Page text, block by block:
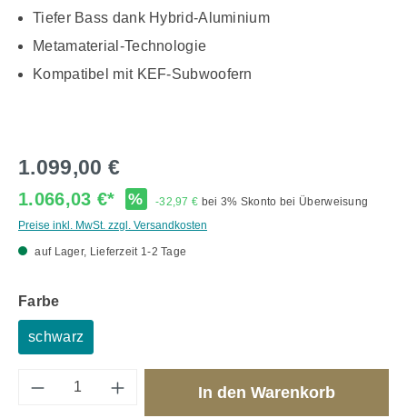
Tiefer Bass dank Hybrid-Aluminium
Metamaterial-Technologie
Kompatibel mit KEF-Subwoofern
1.099,00 €
1.066,03 €* % -32,97 € bei 3% Skonto bei Überweisung
Preise inkl. MwSt. zzgl. Versandkosten
auf Lager, Lieferzeit 1-2 Tage
Farbeauswählen
schwarz
Produkt Anzahl: Gib den gewünschten
In den Warenkorb